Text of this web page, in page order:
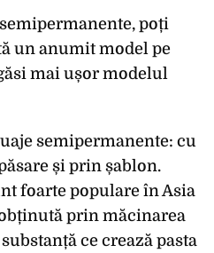
poți
un anumit model pe
mai ușor modelul
semipermanente: cu
și prin șablon.
foarte populare în Asia
prin măcinarea
ce crează pasta